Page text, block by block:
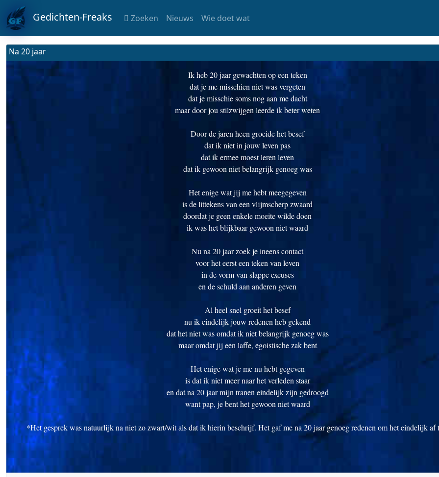
Gedichten-Freaks Zoeken Nieuws Wie doet wat
Na 20 jaar
Ik heb 20 jaar gewachten op een teken
dat je me misschien niet was vergeten
dat je misschie soms nog aan me dacht
maar door jou stilzwijgen leerde ik beter weten
Door de jaren heen groeide het besef
dat ik niet in jouw leven pas
dat ik ermee moest leren leven
dat ik gewoon niet belangrijk genoeg was
Het enige wat jij me hebt meegegeven
is de littekens van een vlijmscherp zwaard
doordat je geen enkele moeite wilde doen
ik was het blijkbaar gewoon niet waard
Nu na 20 jaar zoek je ineens contact
voor het eerst een teken van leven
in de vorm van slappe excuses
en de schuld aan anderen geven
Al heel snel groeit het besef
nu ik eindelijk jouw redenen heb gekend
dat het niet was omdat ik niet belangrijk genoeg was
maar omdat jij een laffe, egoistische zak bent
Het enige wat je me nu hebt gegeven
is dat ik niet meer naar het verleden staar
en dat na 20 jaar mijn tranen eindelijk zijn gedroogd
want pap, je bent het gewoon niet waard
*Het gesprek was natuurlijk na niet zo zwart/wit als dat ik hierin beschrijf. Het gaf me na 20 jaar genoeg redenen om het eindelijk af